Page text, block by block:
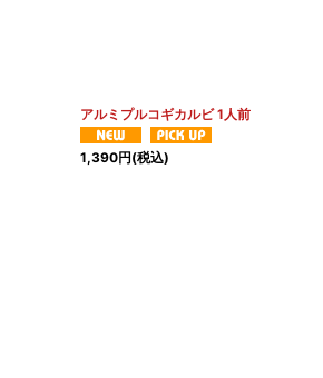
アルミプルコギカルビ 1人前
1,390円(税込)